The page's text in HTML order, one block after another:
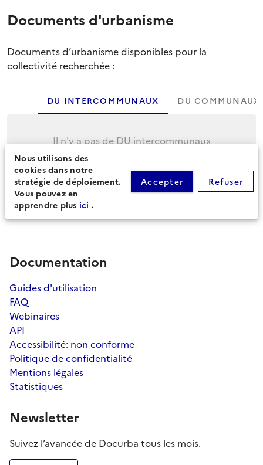
Documents d'urbanisme
Documents d’urbanisme disponibles pour la
collectivité recherchée :
DU INTERCOMMUNAUX DU COMMUNAUX
Il n'y a pas de DU intercommunaux
Cliquez sur l'onglet suivant pour afficher les
DU communaux.
Documentation
Guides d'utilisation
FAQ
Webinaires
API
Accessibilité: non conforme
Politique de confidentialité
Mentions légales
Statistiques
Newsletter
Suivez l’avancée de Docurba tous les mois.
Nous utilisons des
cookies dans notre
stratégie de déploiement.
Vous pouvez en
apprendre plus ici .
Accepter Refuser